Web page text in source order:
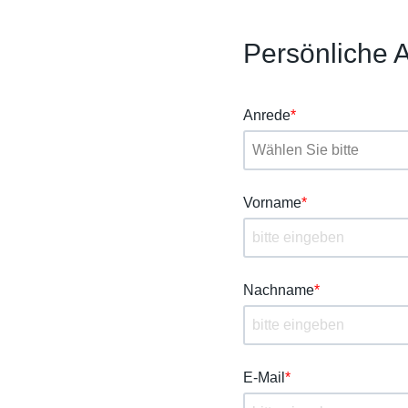
Persönliche
Anrede*
Vorname*
Nachname*
E-Mail*